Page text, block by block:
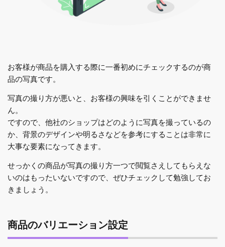
お客様が商品を購入する際に一番初めにチェックするのが商
品の写真です。
写真の撮り方が悪いと、お客様の興味を引くことができませ
ん。
ですので、他社のショップはどのように写真を撮っているの
か、背景のデザインや明るさなどを参考にすることは非常に
大事な要素になってきます。
せっかくの商品が写真の撮り方一つで閲覧さえしてもらえな
いのはもったいないですので、ぜひチェックして勉強してお
きましょう。
商品のバリエーション設定